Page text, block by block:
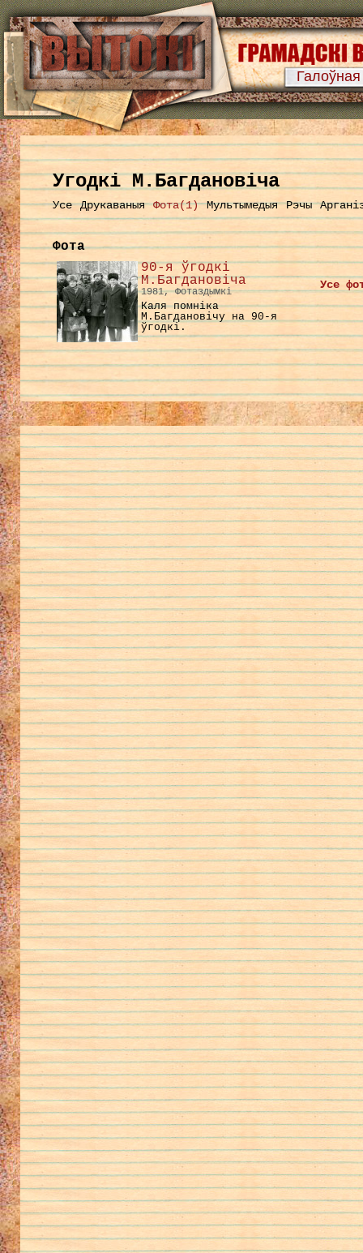
Галоўная
Угодкі М.Багдановіча
Усе Друкаваныя Фота(1) Мультымедыя Рэчы
Фота
90-я ўгодкі
М.Багдановіча
1981, Фотаздымкі
Каля помніка
М.Багдановічу на 90-я
ўгодкі.
Усе